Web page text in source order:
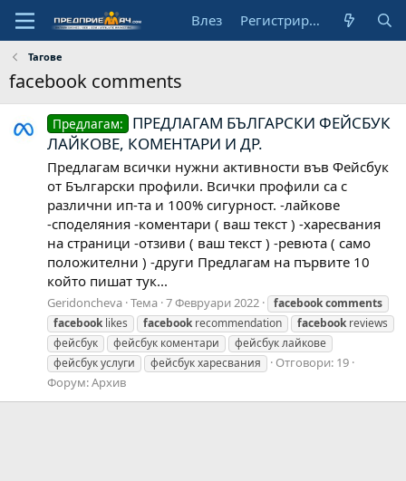
Влез Регистрирай се
Тагове
facebook comments
Предлагам:
ПРЕДЛАГАМ БЪЛГАРСКИ ФЕЙСБУК
ЛАЙКОВЕ, КОМЕНТАРИ И ДР.
Предлагам всички нужни активности във Фейсбук
от Български профили. Всички профили са с
различни ип-та и 100% сигурност. -лайкове
-споделяния -коментари ( ваш текст ) -харесвания
на страници -отзиви ( ваш текст ) -ревюта ( само
положителни ) -други Предлагам на първите 10
който пишат тук...
Geridoncheva Тема 7 Февруари 2022 facebookcomments
facebook likes facebook recommendation facebook reviews
фейсбук
фейсбук коментари
фейсбук лайкове
фейсбук услуги
фейсбук харесвания
Отговори: 19
Форум:Архив